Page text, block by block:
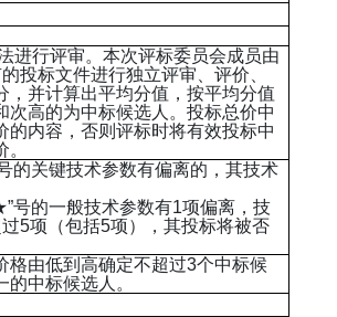
进行评审。本次评标委员会成员由
投标文件进行独立评审、评价、
，并计算出平均分值，按平均分值
次高的为中标候选人。投标总价中
内容，否则评标时将有效投标中
的关键技术参数有偏离的，其技术
号的一般技术参数有1项偏离，技
5项（包括5项），其投标将被否
格由低到高确定不超过3个中标候
中标候选人。